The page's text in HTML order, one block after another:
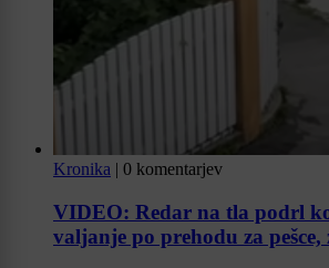
Kronika | 0 komentarjev
VIDEO: Redar na tla podrl
valjanje po prehodu za pešce,